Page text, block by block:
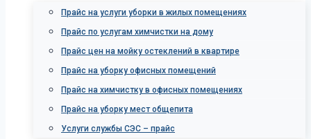
Прайс на услуги уборки в жилых помещениях
Прайс по услугам химчистки на дому
Прайс цен на мойку остеклений в квартире
Прайс на уборку офисных помещений
Прайс на химчистку в офисных помещениях
Прайс на уборку мест общепита
Услуги службы СЭС – прайс